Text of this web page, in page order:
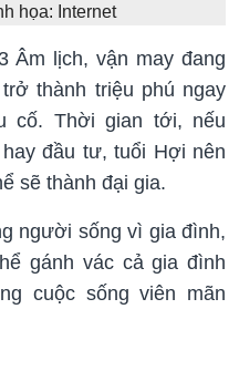
họa: Internet
Âm lịch, vận may đang
thành triệu phú ngay
cố. Thời gian tới, nếu
đầu tư, tuổi Hợi nên
sẽ thành đại gia.
người sống vì gia đình,
gánh vác cả gia đình
cuộc sống viên mãn